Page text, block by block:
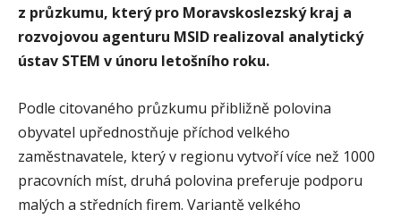
z průzkumu, který pro Moravskoslezský kraj a
rozvojovou agenturu MSID realizoval analytický
ústav STEM v únoru letošního roku.
Podle citovaného průzkumu přibližně polovina
obyvatel upřednostňuje příchod velkého
zaměstnavatele, který v regionu vytvoří více než 1000
pracovních míst, druhá polovina preferuje podporu
malých a středních firem. Variantě velkého